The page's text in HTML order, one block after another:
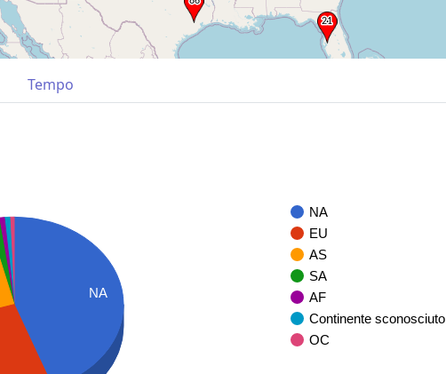
Tempo
NA
EU
AS
SA
AF
Continente sconosciuto
OC
NA